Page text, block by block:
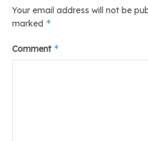
Your email address will not be
marked *
Comment *